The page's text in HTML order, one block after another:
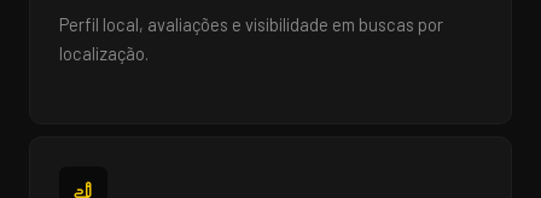
Perfil local, avaliações e visibilidade em buscas por
localização.